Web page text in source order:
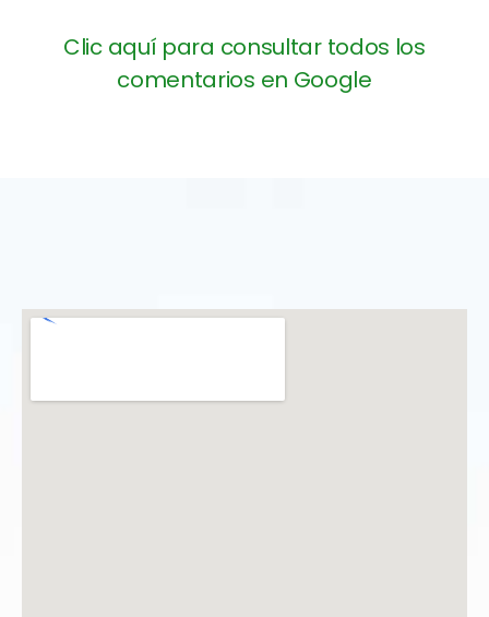
Clic aquí para consultar todos los
comentarios en Google